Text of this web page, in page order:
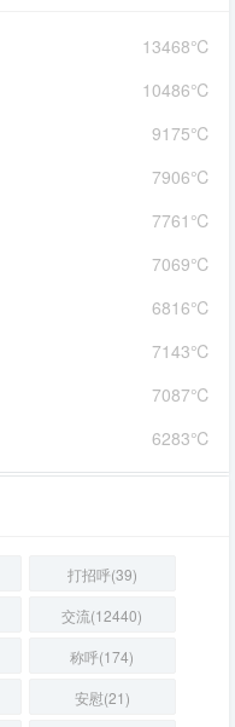
13468℃
10486℃
9175℃
7906℃
7761℃
7069℃
6816℃
7143℃
7087℃
6283℃
打招呼(39)
交流(12440)
称呼(174)
安慰(21)